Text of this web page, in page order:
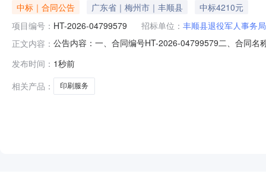
中标｜合同公告 广东省｜梅州市｜丰顺县
中标4210元
项目编号： HT-2026-04799579 招标单位： 丰顺县退役军人事务局
正文内容： 公告内容：一、合同编号HT-2026-04799579二、合同
刷厂地址：广东省梅州市丰顺县汤坑镇进华路30号之8
发布时间： 1秒前
相关产品：
印刷服务